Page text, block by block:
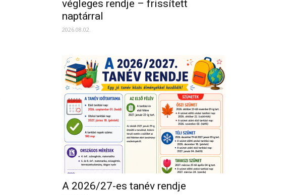
végleges rendje – frissített
naptárral
2026.08.02.
A 2026/27-es tanév rendje